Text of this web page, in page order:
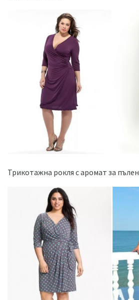
Трикотажна рокля с аромат за пълен